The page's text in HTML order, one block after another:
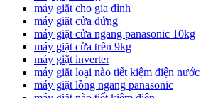
máy giặt cho gia đình
máy giặt cửa đứng
máy giặt cửa ngang panasonic 10kg
máy giặt cửa trên 9kg
máy giặt inverter
máy giặt loại nào tiết kiệm điện nước
máy giặt lồng ngang panasonic